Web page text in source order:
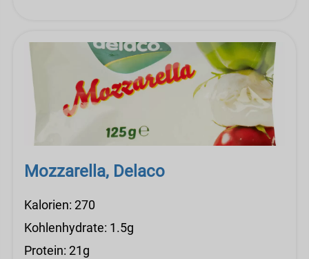
Mozzarella, Delaco
Kalorien: 270
Kohlenhydrate: 1.5g
Protein: 21g